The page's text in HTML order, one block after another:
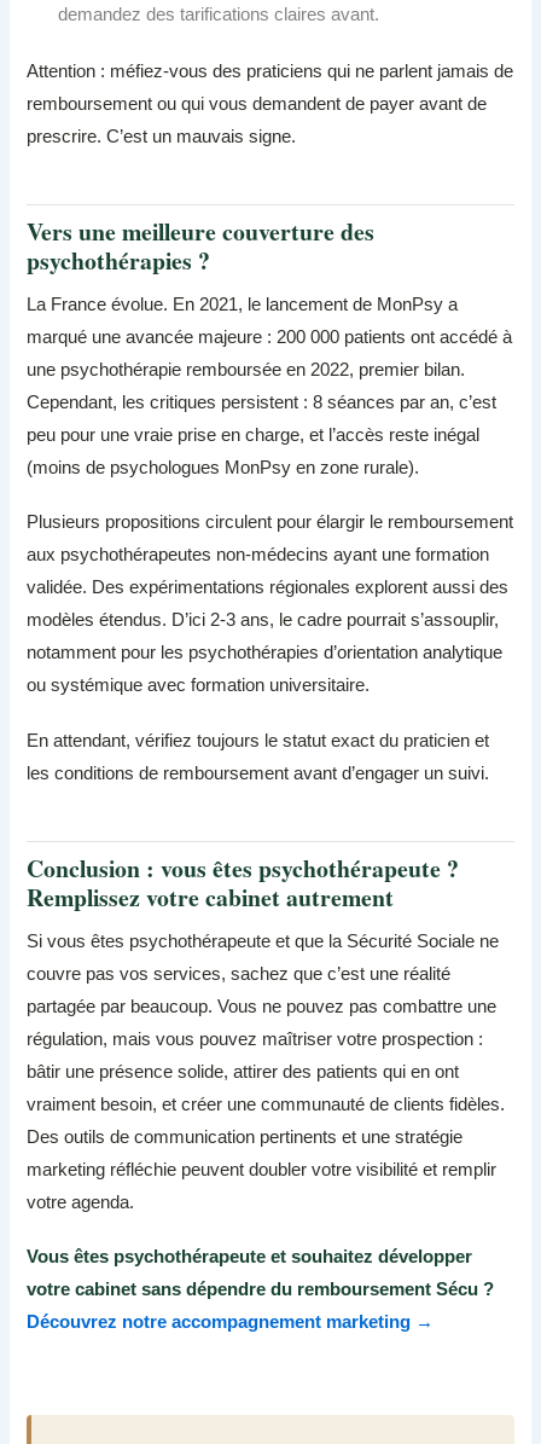
demandez des tarifications claires avant.
Attention : méfiez-vous des praticiens qui ne parlent jamais de
remboursement ou qui vous demandent de payer avant de
prescrire. C’est un mauvais signe.
Vers une meilleure couverture des
psychothérapies ?
La France évolue. En 2021, le lancement de MonPsy a
marqué une avancée majeure : 200 000 patients ont accédé à
une psychothérapie remboursée en 2022, premier bilan.
Cependant, les critiques persistent : 8 séances par an, c’est
peu pour une vraie prise en charge, et l’accès reste inégal
(moins de psychologues MonPsy en zone rurale).
Plusieurs propositions circulent pour élargir le remboursement
aux psychothérapeutes non-médecins ayant une formation
validée. Des expérimentations régionales explorent aussi des
modèles étendus. D’ici 2-3 ans, le cadre pourrait s’assouplir,
notamment pour les psychothérapies d’orientation analytique
ou systémique avec formation universitaire.
En attendant, vérifiez toujours le statut exact du praticien et
les conditions de remboursement avant d’engager un suivi.
Conclusion : vous êtes psychothérapeute ?
Remplissez votre cabinet autrement
Si vous êtes psychothérapeute et que la Sécurité Sociale ne
couvre pas vos services, sachez que c’est une réalité
partagée par beaucoup. Vous ne pouvez pas combattre une
régulation, mais vous pouvez maîtriser votre prospection :
bâtir une présence solide, attirer des patients qui en ont
vraiment besoin, et créer une communauté de clients fidèles.
Des outils de communication pertinents et une stratégie
marketing réfléchie peuvent doubler votre visibilité et remplir
votre agenda.
Vous êtes psychothérapeute et souhaitez développer
votre cabinet sans dépendre du remboursement Sécu ?
Découvrez notre accompagnement marketing →